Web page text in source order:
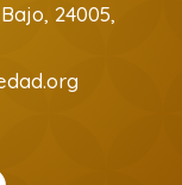
24005,